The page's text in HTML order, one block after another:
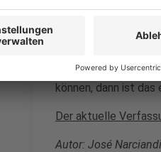
Schweiz sagte
man rechnen. Er
verdammt gut sind.
in
können, dann ist
Der aktuelle
Autor: José Narciandi